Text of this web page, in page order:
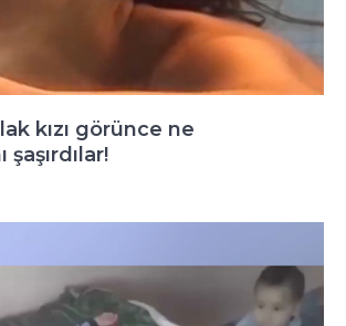
kızı görünce ne
şaşırdılar!